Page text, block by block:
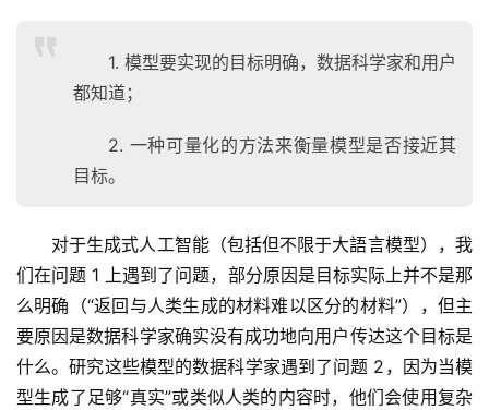
1. 模型要实现的目标明确，数据科学家和用户
都知道；
2. 一种可量化的方法来衡量模型是否接近其
目标。
对于生成式人工智能（包括但不限于大語言模型），我
们在问题 1 上遇到了问题，部分原因是目标实际上并不是那
么明确（“返回与人类生成的材料难以区分的材料”），但主
要原因是数据科学家确实没有成功地向用户传达这个目标是
什么。研究这些模型的数据科学家遇到了问题 2，因为当模
型生成了足够“真实”或类似人类的内容时，他们会使用复杂